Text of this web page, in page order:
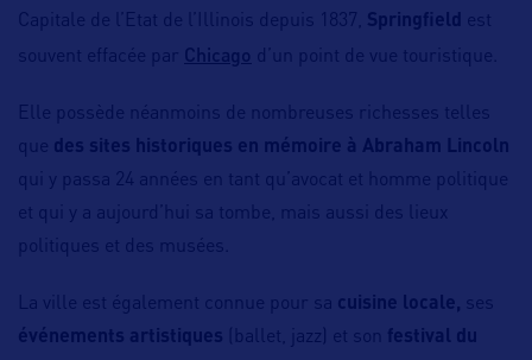
Capitale de l’Etat de l’Illinois depuis 1837, Springfield est
souvent effacée par
Chicago d’un point de vue touristique.
Elle possède néanmoins de nombreuses richesses telles
que des sites historiques en mémoire à Abraham Lincoln
qui y passa 24 années en tant qu’avocat et homme politique
et qui y a aujourd’hui sa tombe, mais aussi des lieux
politiques et des musées.
La ville est également connue pour sa cuisine locale, ses
événements artistiques (ballet, jazz) et son
festival du